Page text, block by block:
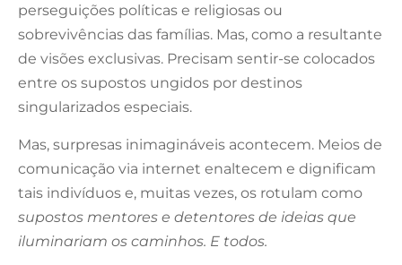
perseguições políticas e religiosas ou
sobrevivências das famílias. Mas, como a resultante
de visões exclusivas. Precisam sentir-se colocados
entre os supostos ungidos por destinos
singularizados especiais.
Mas, surpresas inimagináveis acontecem. Meios de
comunicação via internet enaltecem e dignificam
tais indivíduos e, muitas vezes, os rotulam como
supostos mentores e detentores de ideias que
iluminariam os caminhos. E todos.